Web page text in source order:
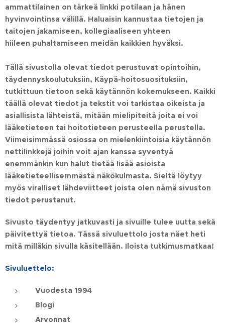
ammattilainen on tärkeä linkki potilaan ja hänen
hyvinvointinsa välillä. Haluaisin kannustaa tietojen ja
taitojen jakamiseen, kollegiaaliseen yhteen
hiileen puhaltamiseen meidän kaikkien hyväksi.
Tällä sivustolla olevat tiedot perustuvat opintoihin,
täydennyskoulutuksiin, Käypä-hoitosuosituksiin,
tutkittuun tietoon sekä käytännön kokemukseen. Kaikki
täällä olevat tiedot ja tekstit voi tarkistaa oikeista ja
asiallisista lähteistä, mitään mielipiteitä joita ei voi
lääketieteen tai hoitotieteen perusteella perustella.
Viimeisimmässä osiossa on mielenkiintoisia käytännön
nettilinkkejä joihin voit ajan kanssa syventyä
enemmänkin kun halut tietää lisää asioista
lääketieteellisemmästä näkökulmasta. Sieltä löytyy
myös viralliset lähdeviitteet joista olen nämä sivuston
tiedot perustanut.
Sivusto täydentyy jatkuvasti ja sivuille tulee uutta sekä
päivitettyä tietoa. Tässä sivuluettolo josta näet heti
mitä milläkin sivulla käsitellään. Iloista tutkimusmatkaa!
Sivuluettelo:
Vuodesta 1994
Blogi
Arvonnat